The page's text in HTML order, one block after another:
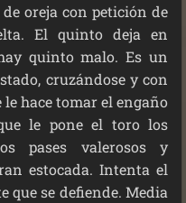
oreja con petición de
El quinto deja en
quinto malo. Es un
cruzándose y con
hace tomar el engaño
le pone el toro los
pases valerosos y
estocada. Intenta el
que se defiende. Media